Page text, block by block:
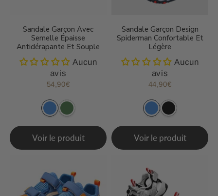
Sandale Garçon Avec
Semelle Épaisse
Antidérapante Et Souple
Aucun
avis
Prix
54,90€
Voir le produit
Sandale Garçon Design
Spiderman Confortable Et
Légère
Aucun
avis
Prix
44,90€
Voir le produit